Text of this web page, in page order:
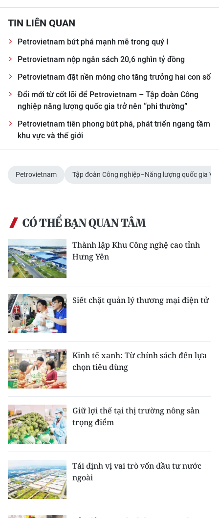
TIN LIÊN QUAN
Petrovietnam bứt phá mạnh mẽ trong quý I
Petrovietnam nộp ngân sách 20,6 nghìn tỷ đồng
Petrovietnam đặt nền móng cho tăng trưởng hai con số
Đổi mới từ cốt lõi để Petrovietnam – Tập đoàn Công
nghiệp năng lượng quốc gia trở nên “phi thường”
Petrovietnam tiên phong bứt phá, phát triển ngang tầm
khu vực và thế giới
Petrovietnam Tập đoàn Công nghiệp–Năng lượng quốc gia
CÓ THỂ BẠN QUAN TÂM
Thành lập Khu Công nghệ cao tỉnh
Hưng Yên
Siết chặt quản lý thương mại điện tử
Kinh tế xanh: Từ chính sách đến lựa
chọn tiêu dùng
Giữ lợi thế tại thị trường nông sản
trọng điểm
Tái định vị vai trò vốn đầu tư nước
ngoài